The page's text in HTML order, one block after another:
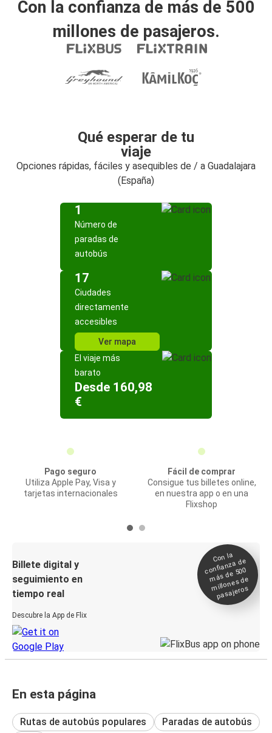
Con la confianza de más de 500
millones de pasajeros.
Qué esperar de tu
viaje
Opciones rápidas, fáciles y asequibles de / a Guadalajara
(España)
1
Número de
paradas de
autobús
17
Ciudades
directamente
accesibles
Ver mapa
El viaje más
barato
Desde 160,98
€
Pago seguro
Utiliza Apple Pay, Visa y
tarjetas internacionales
Fácil de comprar
Consigue tus billetes online,
en nuestra app o en una
Flixshop
Billete digital y
seguimiento en
tiempo real
Descubre la App de Flix
Con la
confianza de
más de 500
millones de
pasajeros
En esta página
Rutas de autobús populares
Paradas de autobús